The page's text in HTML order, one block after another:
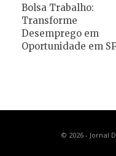
Bolsa Trabalho:
Transforme
Desemprego em
Oportunidade em
© 2026 - Jornal